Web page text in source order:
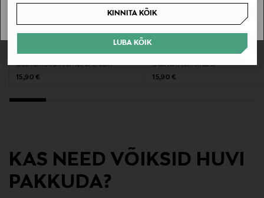
KINNITA KÕIK
LUBA KÕIK
265 ML
Water, Glycerin, Butane, Sodium Cocoyl Isethionate,
Phenoxyethanol, Ethylhexylglycerin, Citric Acid,
Potassium Sorbate, Linalool, Limonene, Banzyl
Salicylate.
SUNDAE BODY
Dušivaht Strawberries & Cream
Original Price
15,90 €
SUNDAE BODY
Dušivaht Lemon Zest
Original Price
15,90 €
KAS NEED VÕIKSID HUVI
PAKKUDA?